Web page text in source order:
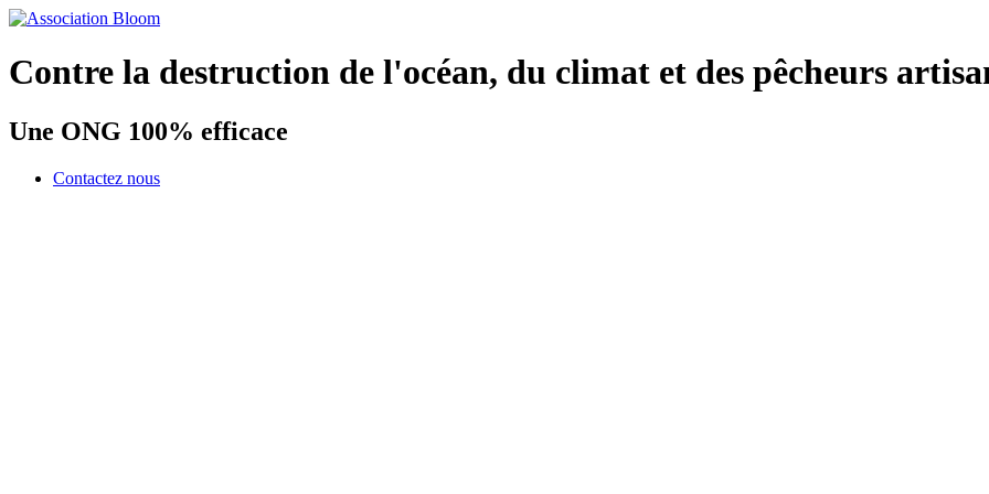
Contre la destruction de l'océan, du climat et des pêcheurs
Une ONG 100% efficace
Contactez nous